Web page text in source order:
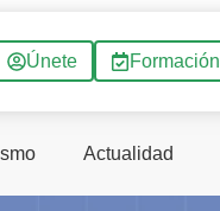
Únete Formación
Actualidad